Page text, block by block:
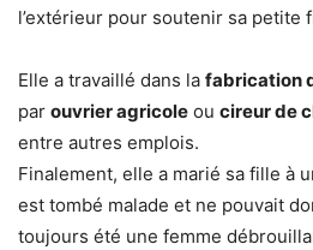
l’extérieur pour soutenir sa petite
Elle a travaillé dans la fabrication
par ouvrier agricole ou cireur de
entre autres emplois.
Finalement, elle a marié sa fille à
est tombé malade et ne pouvait
toujours été une femme